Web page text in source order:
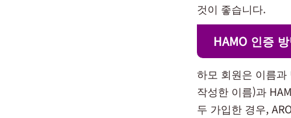
것이 좋습니다.
HAMO 인증
하모 회원은 이름
작성한 이름)과
두 가입한 경우,